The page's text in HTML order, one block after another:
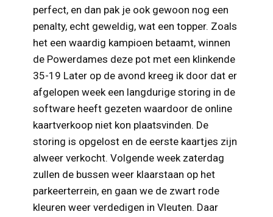
perfect, en dan pak je ook gewoon nog een
penalty, echt geweldig, wat een topper. Zoals
het een waardig kampioen betaamt, winnen
de Powerdames deze pot met een klinkende
35-19 Later op de avond kreeg ik door dat er
afgelopen week een langdurige storing in de
software heeft gezeten waardoor de online
kaartverkoop niet kon plaatsvinden. De
storing is opgelost en de eerste kaartjes zijn
alweer verkocht. Volgende week zaterdag
zullen de bussen weer klaarstaan op het
parkeerterrein, en gaan we de zwart rode
kleuren weer verdedigen in Vleuten. Daar